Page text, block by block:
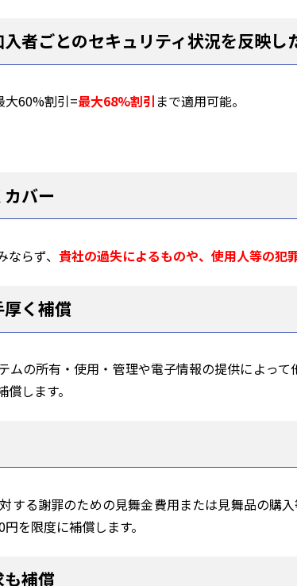
者ごとのセキュリティ状況を反映し
大60%割引=最大68%割引 まで適用可能。
バー
ならず、貴社の過失によるものや、使用人等の犯
く補償
ムの所有・使用・管理や電子情報の提供によっ
します。
する謝罪のための見舞金費用または見舞品の購
を限度に補償します。
補償